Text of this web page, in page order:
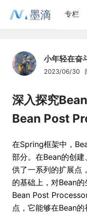
墨滴 专栏
小年轻在奋
2023/06/30
深入探究
Bean Post
在Spring框架中，
部分。在Bean的创
供了一系列的扩展点
的基础上，对Bean的
Bean Post
点，它能够在Bean的